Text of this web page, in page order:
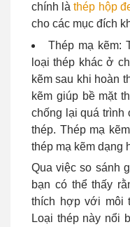
chính làthép hộp
cho các mục đích
Thép mạ kẽm:
loại thép khác ở
kẽm sau khi hoàn
kẽm giúp bề mặt
chống lại quá trình
thép. Thép mạ
thép mạ kẽm dạng
Qua việc so sánh
bạn có thể thấy
thích hợp với môi
Loại thép này nổi